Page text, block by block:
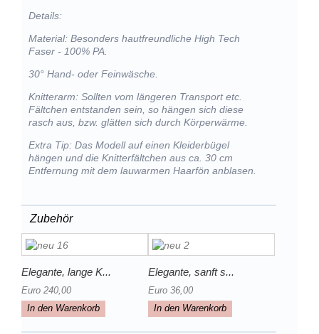
Details:
Material: Besonders hautfreundliche High Tech
Faser - 100% PA.
30° Hand- oder Feinwäsche.
Knitterarm: Sollten vom längeren Transport etc.
Fältchen entstanden sein, so hängen sich diese
rasch aus, bzw. glätten sich durch Körperwärme.
Extra Tip: Das Modell auf einen Kleiderbügel
hängen und die Knitterfältchen aus ca. 30 cm
Entfernung mit dem lauwarmen Haarfön anblasen.
Zubehör
Elegante, lange K...
Euro 240,00
In den Warenkorb
Elegante, sanft s...
Euro 36,00
In den Warenkorb